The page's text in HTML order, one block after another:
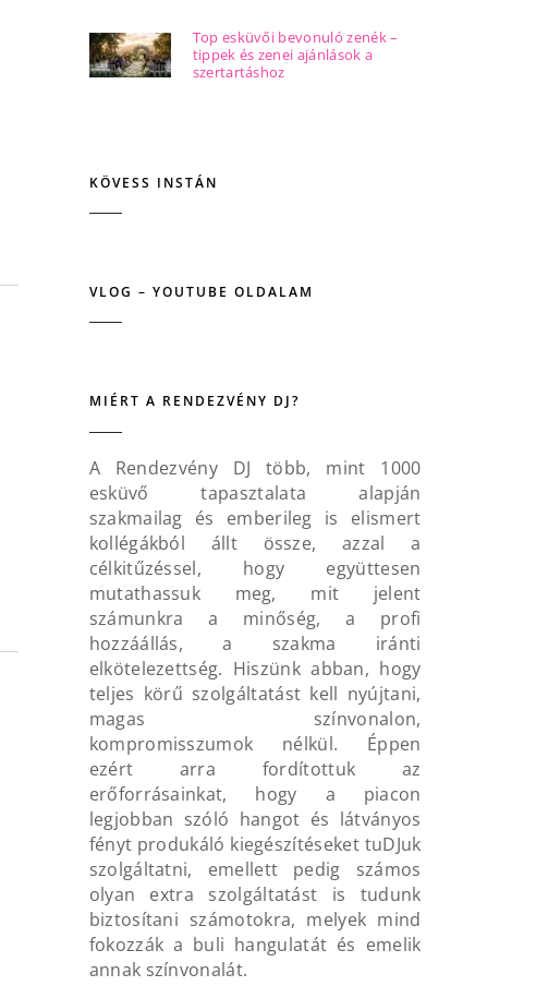
Top esküvői bevonuló zenék –
tippek és zenei ajánlások a
szertartáshoz
KÖVESS INSTÁN
VLOG – YOUTUBE OLDALAM
MIÉRT A RENDEZVÉNY DJ?
A Rendezvény DJ több, mint 1000
esküvő tapasztalata alapján
szakmailag és emberileg is elismert
kollégákból állt össze, azzal a
célkitűzéssel, hogy együttesen
mutathassuk meg, mit jelent
számunkra a minőség, a profi
hozzáállás, a szakma iránti
elkötelezettség. Hiszünk abban, hogy
teljes körű szolgáltatást kell nyújtani,
magas színvonalon,
kompromisszumok nélkül. Éppen
ezért arra fordítottuk az
erőforrásainkat, hogy a piacon
legjobban szóló hangot és látványos
fényt produkáló kiegészítéseket tuDJuk
szolgáltatni, emellett pedig számos
olyan extra szolgáltatást is tudunk
biztosítani számotokra, melyek mind
fokozzák a buli hangulatát és emelik
annak színvonalát.